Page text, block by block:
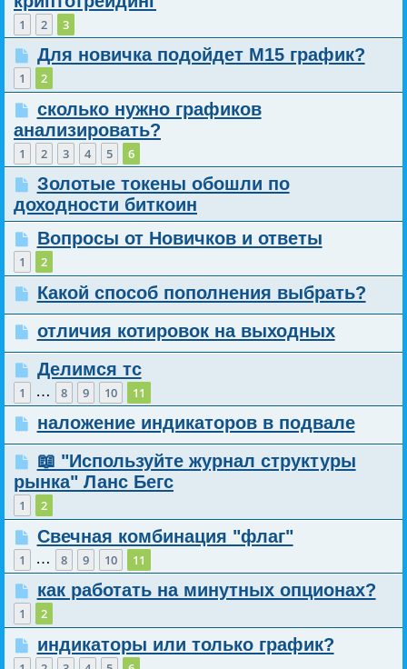
1 2 3
Для новичка подойдет М15 график?
1 2
сколько нужно графиков
анализировать?
1 2 3 4 5 6
Золотые токены обошли по
доходности биткоин
Вопросы от Новичков и ответы
1 2
Какой способ пополнения выбрать?
отличия котировок на выходных
Делимся тс
1 … 8 9 10 11
наложение индикаторов в подвале
📖 "Используйте журнал структуры
рынка" Ланс Бегс
1 2
Свечная комбинация "флаг"
1 … 8 9 10 11
как работать на минутных опционах?
1 2
индикаторы или только график?